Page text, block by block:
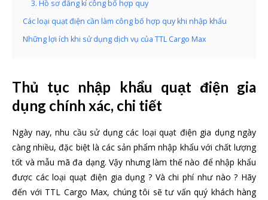
3. Hồ sơ đăng kí công bố hợp quy
Các loại quạt điện cần làm công bố hợp quy khi nhập khẩu
Những lợi ích khi sử dụng dịch vụ của TTL Cargo Max
Thủ tục nhập khẩu quạt điện gia
dụng chính xác, chi tiết
Ngày nay, nhu cầu sử dụng các loại quạt điện gia dụng ngày
càng nhiều, đặc biệt là các sản phẩm nhập khẩu với chất lượng
tốt và mẫu mã đa dạng. Vậy nhưng làm thế nào để nhập khẩu
được các loại quạt điện gia dụng ? Và chi phí như nào ? Hãy
đến với TTL Cargo Max, chúng tôi sẽ tư vấn quý khách hàng